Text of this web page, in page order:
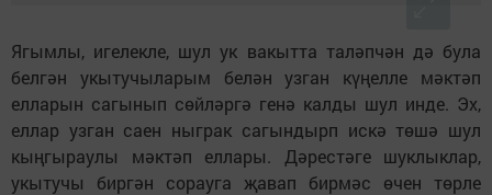
Ягымлы, игелекле, шул ук вакытта таләпчән дә була
белгән укытучыларым белән узган күңелле мәктәп
елларын сагынып сөйләргә генә калды шул инде. Эх,
еллар узган саен ныграк сагындырп искә төшә шул
кыңгыраулы мәктәп еллары. Дәрестәге шуклыклар,
укытучы биргән сорауга җавап бирмәс өчен төрле